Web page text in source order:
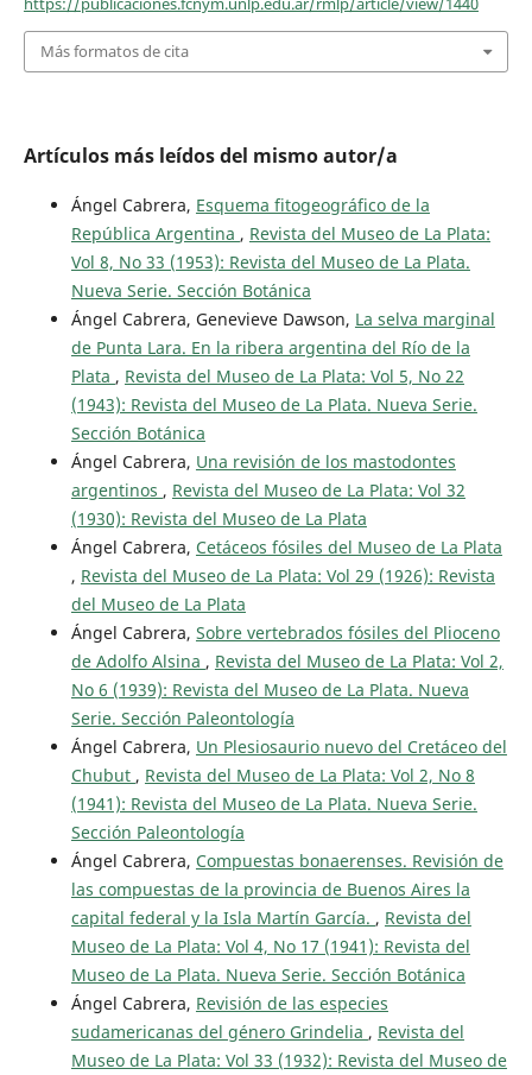
Más formatos de cita
Artículos más leídos del mismo autor/a
Ángel Cabrera, Esquema fitogeográfico de la
República Argentina , Revista del Museo de La Plata:
Vol 8, No 33 (1953): Revista del Museo de La Plata.
Nueva Serie. Sección Botánica
Ángel Cabrera, Genevieve Dawson, La selva marginal
de Punta Lara. En la ribera argentina del Río de la
Plata , Revista del Museo de La Plata: Vol 5, No 22
(1943): Revista del Museo de La Plata. Nueva Serie.
Sección Botánica
Ángel Cabrera, Una revisión de los mastodontes
argentinos , Revista del Museo de La Plata: Vol 32
(1930): Revista del Museo de La Plata
Ángel Cabrera, Cetáceos fósiles del Museo de La Plata
, Revista del Museo de La Plata: Vol 29 (1926): Revista
del Museo de La Plata
Ángel Cabrera, Sobre vertebrados fósiles del Plioceno
de Adolfo Alsina , Revista del Museo de La Plata: Vol 2,
No 6 (1939): Revista del Museo de La Plata. Nueva
Serie. Sección Paleontología
Ángel Cabrera, Un Plesiosaurio nuevo del Cretáceo del
Chubut , Revista del Museo de La Plata: Vol 2, No 8
(1941): Revista del Museo de La Plata. Nueva Serie.
Sección Paleontología
Ángel Cabrera, Compuestas bonaerenses. Revisión de
las compuestas de la provincia de Buenos Aires la
capital federal y la Isla Martín García. , Revista del
Museo de La Plata: Vol 4, No 17 (1941): Revista del
Museo de La Plata. Nueva Serie. Sección Botánica
Ángel Cabrera, Revisión de las especies
sudamericanas del género Grindelia , Revista del
Museo de La Plata: Vol 33 (1932): Revista del Museo de